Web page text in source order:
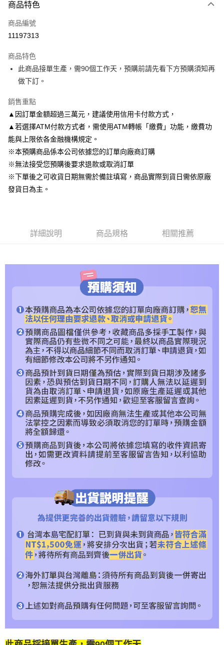
信用卡一次付款
信用卡分期付款
玉山商業銀行
6 期 0 利率 每期
LINE Pay
Apple Pay
悠遊付
Google Pay
ATM付款
運送方式
預購專用-宅配
每筆NT$300
商品特色
商品編號
11197313
商品特色
此商品接單生產，需90個工作天，預購前請先看下方預購須知再
做下訂。
銷售重點
▲因訂單金額超過三萬元，建議使用信用卡付款方式，
▲若選擇ATM付款方式者，需使用ATM轉帳「繳費」功能，繳費功
能與上限依各金融機構規定。
※本預購商品係本公司依據您的訂單向廠商訂購
※無法接受您預購後要求退款或取消訂單
※下單後之可收貨日期無需於備註填寫，商品實際到貨日需依原廠
發貨日為主。
詳細說明 商品規格 相關推薦